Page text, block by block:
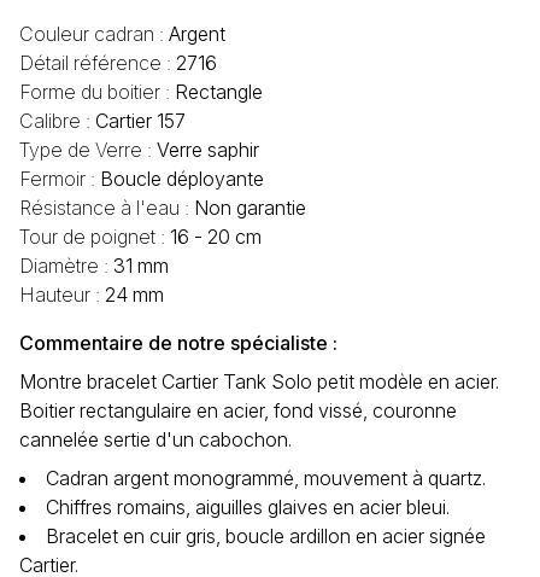
Couleur cadran : Argent
Détail référence : 2716
Forme du boitier : Rectangle
Calibre : Cartier 157
Type de Verre : Verre saphir
Fermoir : Boucle déployante
Résistance à l'eau : Non garantie
Tour de poignet : 16 - 20 cm
Diamètre : 31 mm
Hauteur : 24 mm
Commentaire de notre spécialiste :
Montre bracelet Cartier Tank Solo petit modèle en acier.
Boitier rectangulaire en acier, fond vissé, couronne
cannelée sertie d'un cabochon.
Cadran argent monogrammé, mouvement à quartz.
Chiffres romains, aiguilles glaives en acier bleui.
Bracelet en cuir gris, boucle ardillon en acier signée
Cartier.